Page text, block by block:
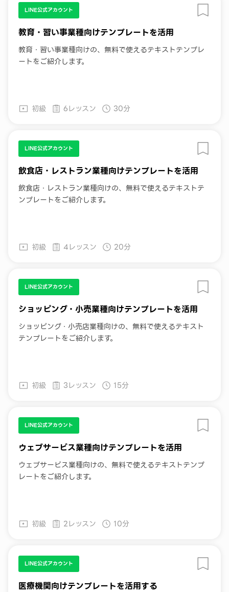
LINE公式アカウント
教育・習い事業種向けテンプレートを活用
教育・習い事業種向けの、無料で使えるテキストテンプレ
ートをご紹介します。
初級 6レッスン 30分
LINE公式アカウント
飲食店・レストラン業種向けテンプレートを活用
飲食店・レストラン業種向けの、無料で使えるテキストテ
ンプレートをご紹介します。
初級 4レッスン 20分
LINE公式アカウント
ショッピング・小売業種向けテンプレートを活用
ショッピング・小売店業種向けの、無料で使えるテキスト
テンプレートをご紹介します。
初級 3レッスン 15分
LINE公式アカウント
ウェブサービス業種向けテンプレートを活用
ウェブサービス業種向けの、無料で使えるテキストテンプ
レートをご紹介します。
初級 2レッスン 10分
LINE公式アカウント
医療機関向けテンプレートを活用する